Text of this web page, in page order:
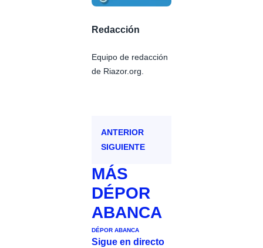
Redacción
Equipo de redacción
de Riazor.org.
ANTERIOR
SIGUIENTE
MÁS
DÉPOR
ABANCA
DÉPOR ABANCA
Sigue en directo